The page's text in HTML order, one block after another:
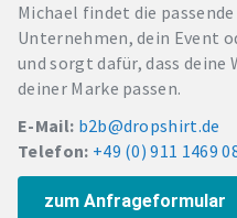
Michael findet die
Unternehmen, dein Event
und sorgt dafür, dass
deiner Marke passen.
E-Mail: b2b@dropshirt.de
Telefon: +49 (0) 911 1469
zum Anfrageformular